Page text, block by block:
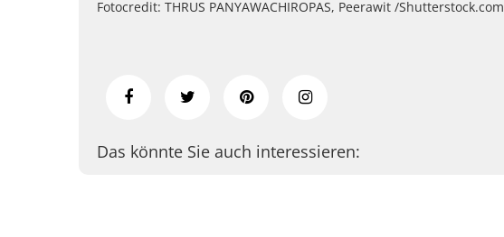
Fotocredit: THRUS PANYAWACHIROPAS, Peerawit /Shutterstock.com
Das könnte Sie auch interessieren: